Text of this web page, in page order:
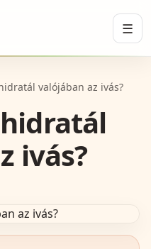
☰
valójában az ivás?
ivás?